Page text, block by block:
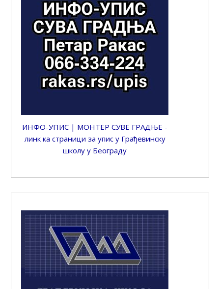
ИНФО-УПИС | МОНТЕР СУВЕ ГРАДЊЕ -
линк ка страници за упис у Грађевинску
школу у Београду